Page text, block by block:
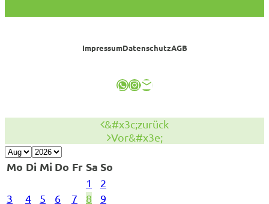
ImpressumDatenschutzAGB
WhatsApp InstagramE-Mail
&#x3c;zurück
Vor&#x3e;
Mo Di Mi Do Fr Sa So
1
2
3
4 5 6 7 8 9